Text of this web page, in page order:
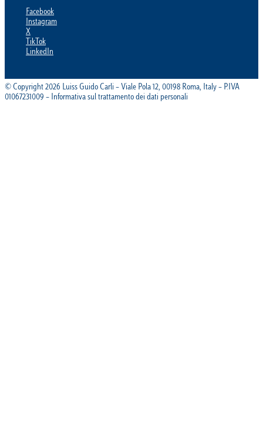
Facebook
Instagram
X
TikTok
LinkedIn
© Copyright 2026 Luiss Guido Carli – Viale Pola 12, 00198 Roma, Italy – P.IVA
01067231009 – Informativa sul trattamento dei dati personali